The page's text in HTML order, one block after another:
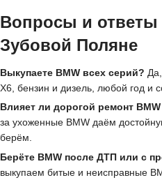
Вопросы и
Зубовой Поляне
Выкупаете BMW всех серий?
X6, бензин и дизель, любой год и
Влияет ли дорогой ремонт
за ухоженные BMW даём
берём.
Берёте BMW после ДТП или с
выкупаем битые и неисправные